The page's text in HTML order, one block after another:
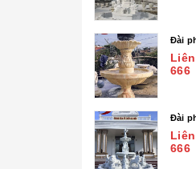
Tượng Phúc-
Tượng 18 vị
Tượng Phật
Tượng Phật Di
Tượng Quan
Tượng Phật
Đài
666
Đài
666